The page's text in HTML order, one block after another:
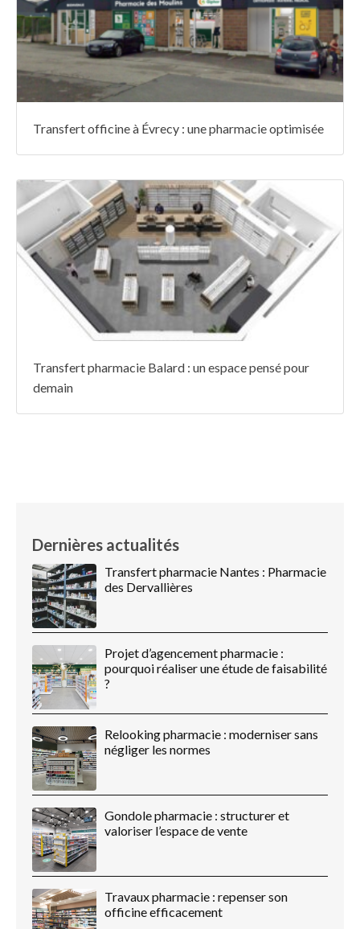
Transfert officine à Évrecy : une pharmacie optimisée
Transfert pharmacie Balard : un espace pensé pour
demain
Dernières actualités
Transfert pharmacie Nantes : Pharmacie
des Dervallières
Projet d’agencement pharmacie :
pourquoi réaliser une étude de faisabilité
?
Relooking pharmacie : moderniser sans
négliger les normes
Gondole pharmacie : structurer et
valoriser l’espace de vente
Travaux pharmacie : repenser son
officine efficacement